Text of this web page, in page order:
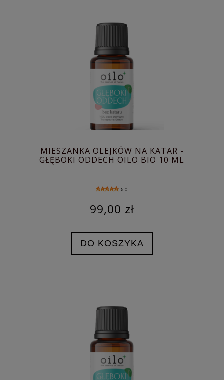
MIESZANKA OLEJKÓW NA KATAR -
GŁĘBOKI ODDECH OILO BIO 10 ML
5.0
99,00 zł
DO KOSZYKA